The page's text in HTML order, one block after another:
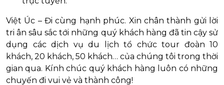
Việt Úc – Đi cùng hạnh phúc. Xin chân thành gửi lời
tri ân sâu sắc tới những quý khách hàng đã tin cậy sử
dụng các dịch vụ du lịch tổ chức tour đoàn 10
khách, 20 khách, 50 khách… của chúng tôi trong thời
gian qua. Kính chúc quý khách hàng luôn có những
chuyến đi vui vẻ và thành công!